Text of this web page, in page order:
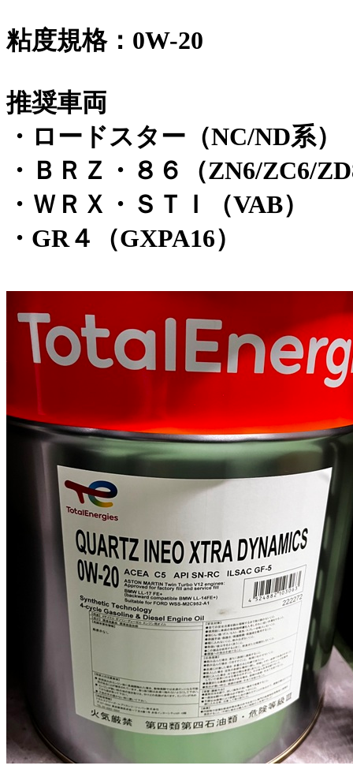
粘度規格：0W-20
推奨車両
・ロードスター（NC/ND系）
・ＢＲＺ・８６（ZN6/ZC6/
・ＷＲＸ・ＳＴＩ（VAB）
・GR４（GXPA16）